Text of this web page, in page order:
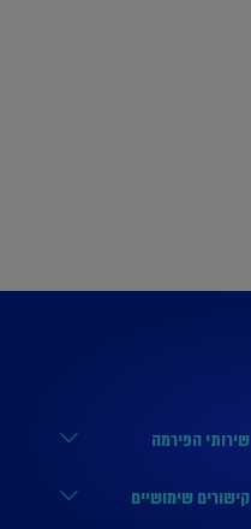
שירותי הפירמה
מערך הביקורת
קישורים שימושיים